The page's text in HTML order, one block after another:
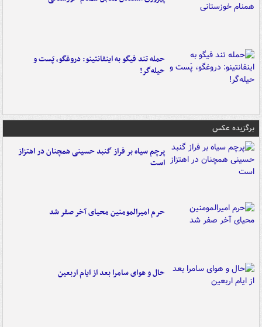
حمله تند فیگو به اینفانتینو: دروغگو، پَست‌ و
حیله‌گر!
برگزیده عکس
پرچم سیاه بر فراز گنبد حسینی همچنان در اهتزاز
است
حرم امیرالمومنین محیای آخر صفر شد
حال و هوای سامرا بعد از ایام اربعین